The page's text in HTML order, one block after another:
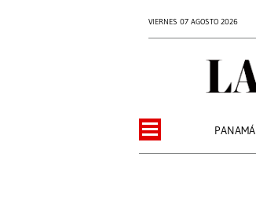
VIERNES 07 AGOSTO 2026
PANAMÁ